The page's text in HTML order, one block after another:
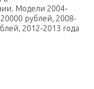
Модели 2004-
рублей, 2008-
2012-2013 года